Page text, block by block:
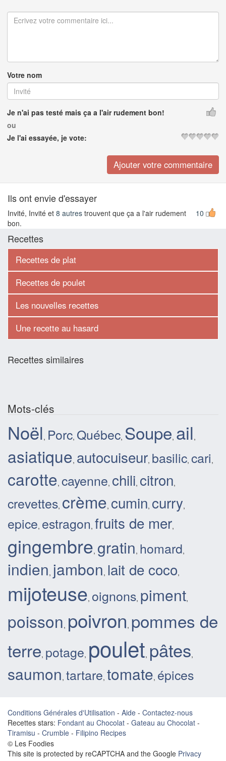
Votre nom
Je n'ai pas testé mais ça a l'air rudement bon!
ou
Je l'ai essayée, je vote:
Ils ont envie d'essayer
10
Invité, Invité et 8 autres trouvent que ça a l'air rudement
bon.
Recettes
Recettes de plat
Recettes de poulet
Les nouvelles recettes
Une recette au hasard
Recettes similaires
Mots-clés
Noël, Porc, Québec, Soupe, ail,
asiatique, autocuiseur, basilic, cari,
carotte, cayenne, chili, citron,
crevettes, crème, cumin, curry,
epice, estragon, fruits de mer,
gingembre, gratin, homard,
indien, jambon, lait de coco,
mijoteuse, oignons, piment,
poisson, poivron, pommes de
terre, potage, poulet, pâtes,
saumon, tartare, tomate, épices
Conditions Générales d'Utilisation - Aide - Contactez-nous
Recettes stars: Fondant au Chocolat - Gateau au Chocolat -
Tiramisu - Crumble - Filipino Recipes
© Les Foodies
This site is protected by reCAPTCHA and the Google Privacy